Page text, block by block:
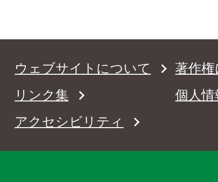
ウェブサイトについて
著作
リンク集
個人
アクセシビリティ